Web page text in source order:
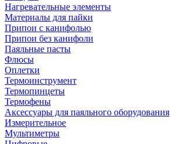
Нагревательные элементы
Материалы для пайки
Припои с канифолью
Припои без канифоли
Паяльные пасты
Флюсы
Оплетки
Термоинструмент
Термопинцеты
Термофены
Аксессуары для паяльного оборудования
Измерительное
Мультиметры